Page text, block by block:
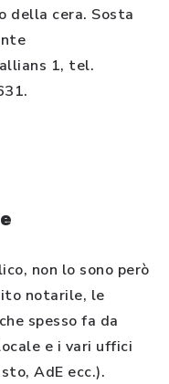
della cera. Sosta
1, tel.
non lo sono però
notarile, le
spesso fa da
e i vari uffici
AdE ecc.).